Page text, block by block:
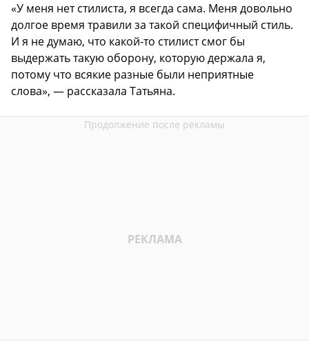
«У меня нет стилиста, я всегда сама. Меня довольно
долгое время травили за такой специфичный стиль.
И я не думаю, что какой-то стилист смог бы
выдержать такую оборону, которую держала я,
потому что всякие разные были неприятные
слова», — рассказала Татьяна.